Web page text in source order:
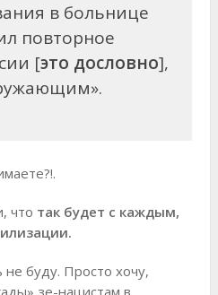
в больнице
повторное
[это дословно],
что так будет с каждым,
буду. Просто хочу,
зе-нацистам в